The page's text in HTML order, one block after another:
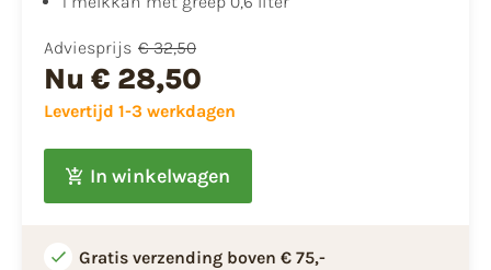
Adviesprijs € 32,50
Nu € 28,50
Levertijd 1-3 werkdagen
In winkelwagen
Gratis verzending boven € 75,-